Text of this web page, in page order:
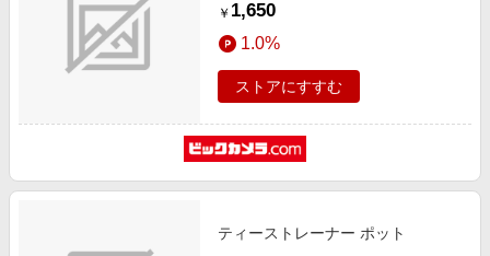
￥ 1,650
1.0%
ストアにすすむ
ティーストレーナー ポット